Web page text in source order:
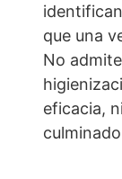
que una
No
eficacia,